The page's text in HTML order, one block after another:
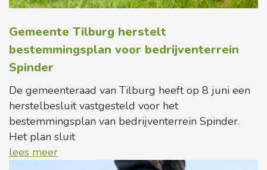
Gemeente Tilburg herstelt
bestemmingsplan voor bedrijventerrein
Spinder
De gemeenteraad van Tilburg heeft op 8 juni een
herstelbesluit vastgesteld voor het
bestemmingsplan van bedrijventerrein Spinder.
Het plan sluit
lees meer